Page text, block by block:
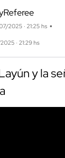
2025 · 21:25 hs
· 21:29 hs
y la